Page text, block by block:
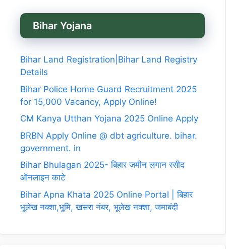
Bihar Yojana
Bihar Land Registration|Bihar Land Registry
Details
Bihar Police Home Guard Recruitment 2025
for 15,000 Vacancy, Apply Online!
CM Kanya Utthan Yojana 2025 Online Apply
BRBN Apply Online @ dbt agriculture. bihar.
government. in
Bihar Bhulagan 2025- बिहार जमीन लगान रसीद
ऑनलाइन काटे
Bihar Apna Khata 2025 Online Portal | बिहार
भूलेख नक्शा,भूमि, खसरा नंबर, भूलेख नक्शा, जमाबंदी